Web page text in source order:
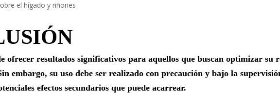
el hígado y riñones
ofrecer resultados significativos para aquellos que buscan optimizar
embargo, su uso debe ser realizado con precaución y bajo la
efectos secundarios que puede acarrear.